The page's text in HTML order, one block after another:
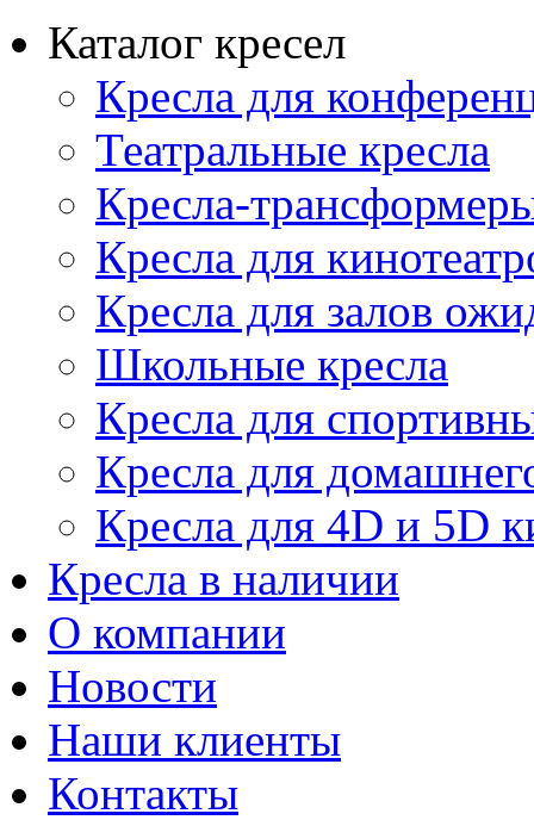
Каталог кресел
Кресла для
Театральные кресла
Кресла-
Кресла для
Кресла для залов
Школьные кресла
Кресла для
Кресла для
Кресла для 4D и 5D
Кресла в наличии
О компании
Новости
Наши клиенты
Контакты